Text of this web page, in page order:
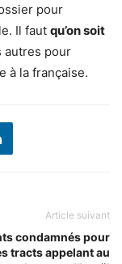
pour
Il faut qu’on soit
autres pour
à la française.
Article suivant
condamnés pour
tracts appelant au